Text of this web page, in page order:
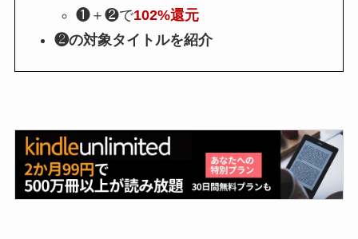
❶＋❷で102%還元
❷の対象タイトルを紹介